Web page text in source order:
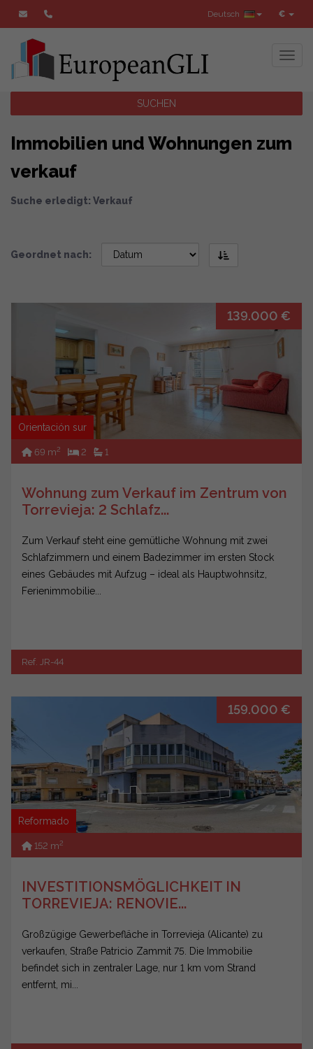
€
Deutsch
SUCHEN
Immobilien und Wohnungen zum
verkauf
Suche erledigt: Verkauf
Geordnet nach:
139.000 €
Orientación sur
69 m2 2 1
Wohnung zum Verkauf im Zentrum von
Torrevieja: 2 Schlafz...
Zum Verkauf steht eine gemütliche Wohnung mit zwei
Schlafzimmern und einem Badezimmer im ersten Stock
eines Gebäudes mit Aufzug – ideal als Hauptwohnsitz,
Ferienimmobilie...
Ref. JR-44
159.000 €
Reformado
152 m2
INVESTITIONSMÖGLICHKEIT IN
TORREVIEJA: RENOVIE...
Großzügige Gewerbefläche in Torrevieja (Alicante) zu
verkaufen, Straße Patricio Zammit 75. Die Immobilie
befindet sich in zentraler Lage, nur 1 km vom Strand
entfernt, mi...